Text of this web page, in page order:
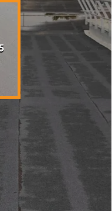
Peinture tuile et